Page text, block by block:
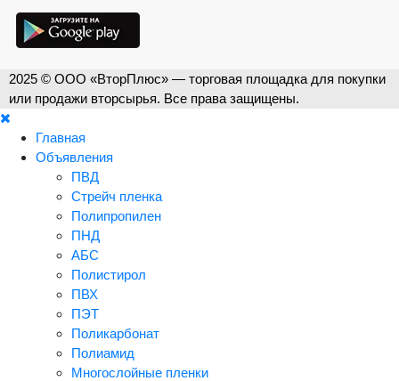
2025 © ООО «ВторПлюс» — торговая площадка для покупки
или продажи вторсырья. Все права защищены.
Главная
Объявления
ПВД
Стрейч пленка
Полипропилен
ПНД
АБС
Полистирол
ПВХ
ПЭТ
Поликарбонат
Полиамид
Многослойные пленки